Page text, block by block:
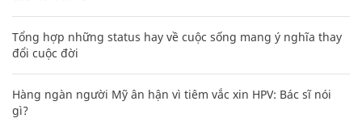
Tổng hợp những status hay về cuộc sống mang ý nghĩa thay
đổi cuộc đời
Hàng ngàn người Mỹ ân hận vì tiêm vắc xin HPV: Bác sĩ nói
gì?